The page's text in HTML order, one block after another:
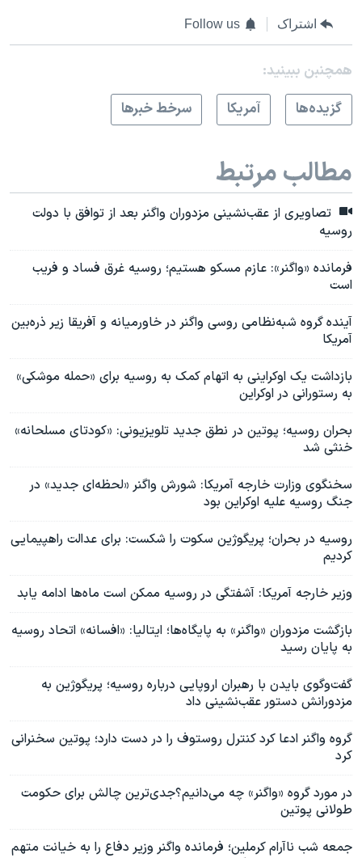
اشتراک Follow us
همچنبن ببینید:
گزيده‌ها
آمريکا سرخط خبرها
مطالب مرتبط
تصاویری از عقب‌نشینی مزدوران واگنر بعد از توافق با دولت
روسیه
فرمانده «واگنر»: عازم مسکو هستیم؛ روسیه غرق فساد و فریب
است
آینده گروه شبه‌نظامی روسی واگنر در خاورمیانه و آفریقا زیر ذره‌بین
آمریکا
بازداشت یک اوکراینی به اتهام کمک به روسیه برای «حمله موشکی»
به رستورانی در اوکراین
بحران روسیه؛ پوتین در نطق جدید تلویزیونی: «کودتای مسلحانه»
خنثی شد
سخنگوی وزارت خارجه آمریکا: شورش واگنر «لحظه‌ای جدید» در
جنگ روسیه علیه اوکراین بود
روسیه در بحران؛ پریگوژین سکوت را شکست: برای عدالت راهپیمایی
کردیم
وزیر خارجه آمریکا: آشفتگی در روسیه ممکن است ماه‌ها ادامه یابد
بازگشت مزدوران «واگنر» به پایگاه‌ها؛ ایتالیا: «افسانه» اتحاد روسیه
به پایان رسید
گفت‌وگوی بایدن با رهبران اروپایی درباره روسیه؛ پریگوژین به
مزدورانش دستور عقب‌نشینی داد
گروه واگنر ادعا کرد کنترل روستوف را در دست دارد؛ پوتین سخنرانی
کرد
در مورد گروه «واگنر» چه می‌دانیم؟جدی‌ترین چالش برای حکومت
طولانی پوتین
جمعه شب ناآرام کرملین؛ فرمانده واگنر وزیر دفاع را به خیانت متهم